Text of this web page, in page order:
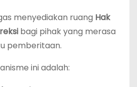
menyediakan ruang Hak
bagi pihak yang merasa
pemberitaan.
ini adalah: